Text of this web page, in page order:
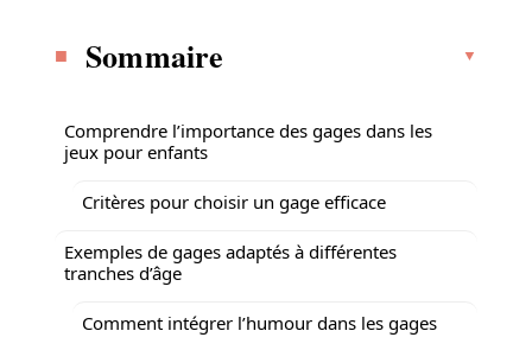
Sommaire
Comprendre l’importance des gages dans les
jeux pour enfants
Critères pour choisir un gage efficace
Exemples de gages adaptés à différentes
tranches d’âge
Comment intégrer l’humour dans les gages